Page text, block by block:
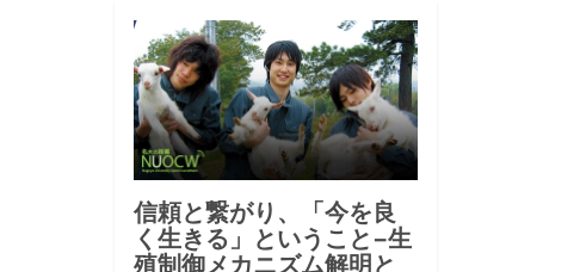
信頼と繋がり、「今を良
く生きる」ということ−生
殖制御メカニズム解明と